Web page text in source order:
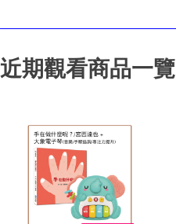
近期觀看商品一覽